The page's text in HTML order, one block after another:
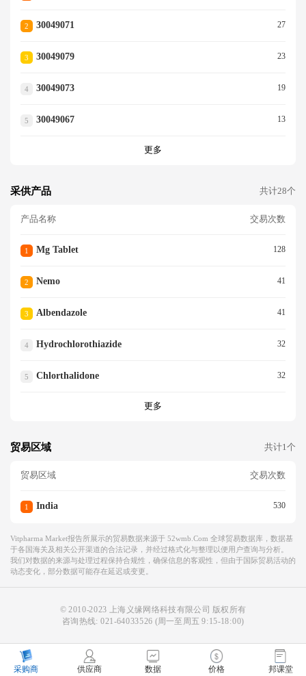
2 30049071 27
3 30049079 23
4 30049073 19
5 30049067 13
更多
采供产品 共计28个
产品名称 交易次数
1 Mg Tablet 128
2 Nemo 41
3 Albendazole 41
4 Hydrochlorothiazide 32
5 Chlorthalidone 32
更多
贸易区域 共计1个
贸易区域 交易次数
1 India 530
Vitpharma Market报告所展示的贸易数据来源于 52wmb.com 全球贸易数据库，数据基
于各国海关及相关公开渠道的合法记录，并经过格式化与整理以便用户查询与分析。
我们对数据的来源与处理过程保持合规性，确保信息的客观性，但由于国际贸易活动的
动态变化，部分数据可能存在延迟或变更。
© 2010-2023 上海义缘网络科技有限公司 版权所有
咨询热线:021-64033526 (周一至周五 9:15-18:00)
采购商 供应商 数据 价格 邦课堂